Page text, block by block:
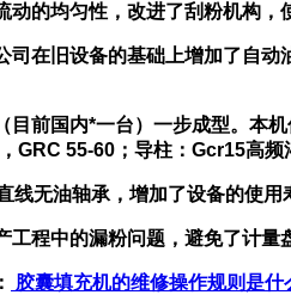
的均匀性，改进了刮粉机构
在旧设备的基础上增加了自
前国内*一台）一步成型。本
55-60；导柱：Gcr15高
无油轴承，增加了设备的使
程中的漏粉问题，避免了计量
胶囊填充机的维修操作规则是什